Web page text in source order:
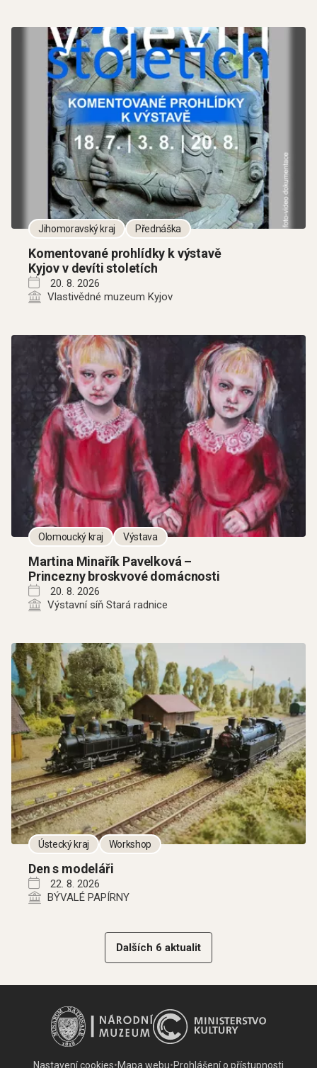
Jihomoravský kraj Přednáška
Komentované prohlídky k výstavě
Kyjov v devíti stoletích
20. 8. 2026
Vlastivědné muzeum Kyjov
Olomoucký kraj Výstava
Martina Minařík Pavelková –
Princezny broskvové domácnosti
20. 8. 2026
Výstavní síň Stará radnice
Ústecký kraj Workshop
Den s modeláři
22. 8. 2026
BÝVALÉ PAPÍRNY
Dalších 6 aktualit
Nastavení cookies•Mapa webu•Prohlášení o přístupnosti